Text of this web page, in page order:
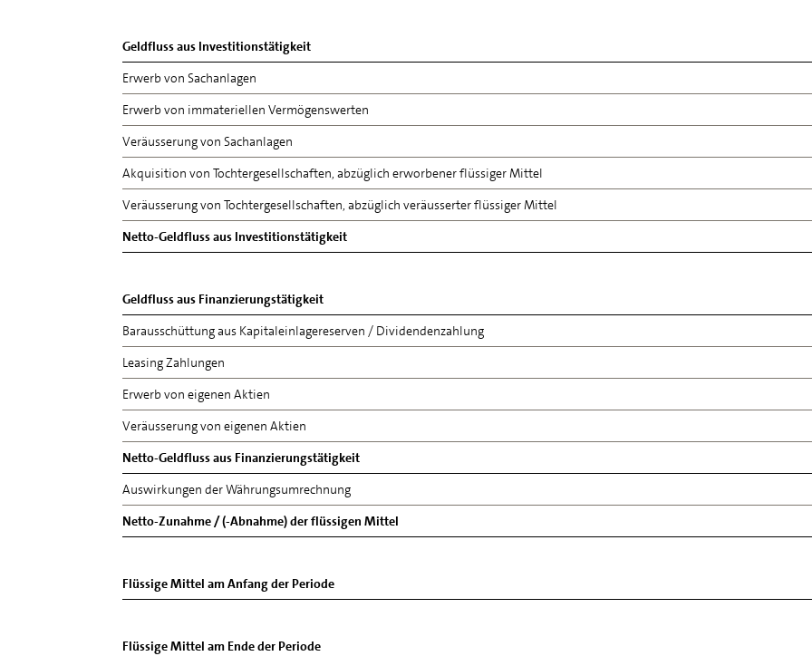
Geldfluss aus Investitionstätigkeit
Erwerb von Sachanlagen
Erwerb von immateriellen Vermögenswerten
Veräusserung von Sachanlagen
Akquisition von Tochtergesellschaften, abzüglich erworbener flüssiger Mittel
Veräusserung von Tochtergesellschaften, abzüglich veräusserter flüssiger Mittel
Netto-Geldfluss aus Investitionstätigkeit
Geldfluss aus Finanzierungstätigkeit
Barausschüttung aus Kapitaleinlagereserven / Dividendenzahlung
Leasing Zahlungen
Erwerb von eigenen Aktien
Veräusserung von eigenen Aktien
Netto-Geldfluss aus Finanzierungstätigkeit
Auswirkungen der Währungsumrechnung
Netto-Zunahme / (-Abnahme) der flüssigen Mittel
Flüssige Mittel am Anfang der Periode
Flüssige Mittel am Ende der Periode